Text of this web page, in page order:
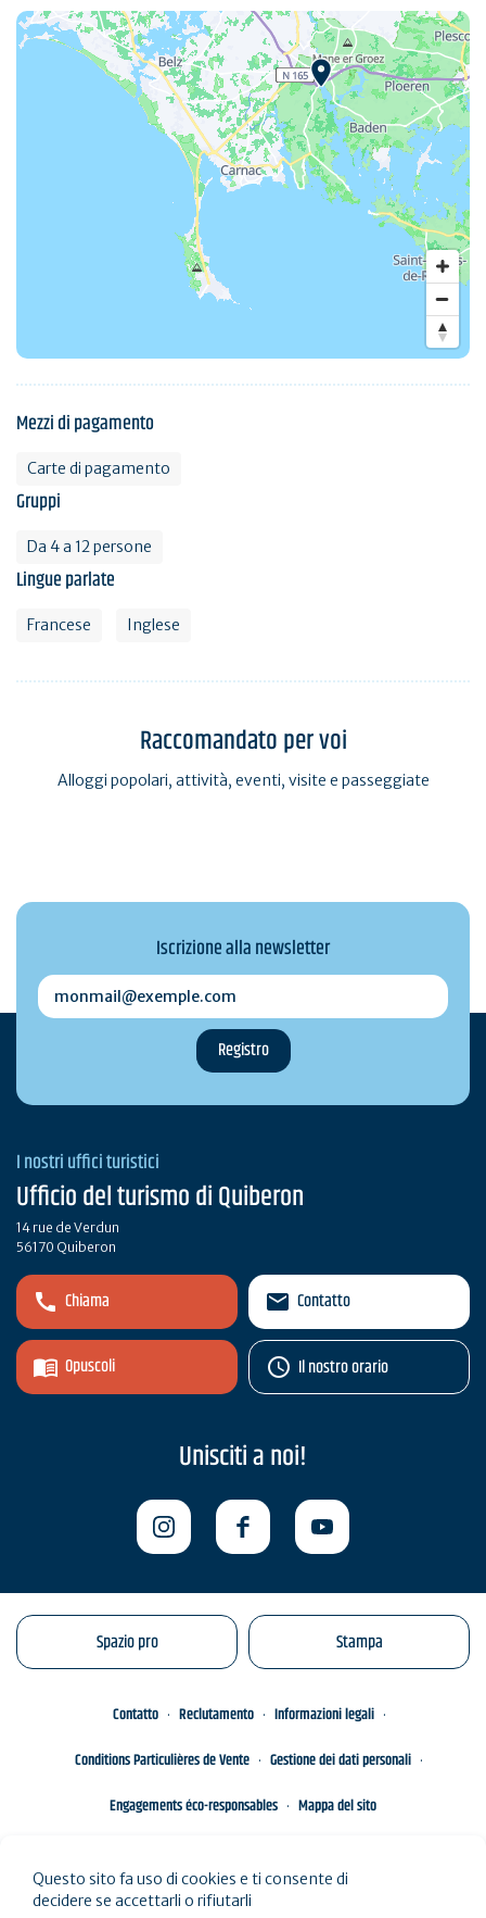
Mezzi di pagamento
Carte di pagamento
Gruppi
Da 4 a 12 persone
Lingue parlate
Francese Inglese
Raccomandato per voi
Alloggi popolari, attività, eventi, visite e passeggiate
Iscrizione alla newsletter
monmail@exemple.com
I nostri uffici turistici
Ufficio del turismo di Quiberon
14 rue de Verdun
56170 Quiberon
Chiama
Opuscoli
Contatto
Il nostro orario
Unisciti a noi!
Spazio pro Stampa
Contatto Reclutamento
Informazioni legali
Conditions Particulières de Vente
Gestione dei dati personali
Engagements éco-responsables
Mappa del sito
Questo sito fa uso di cookies e ti consente di
decidere se accettarli o rifiutarli